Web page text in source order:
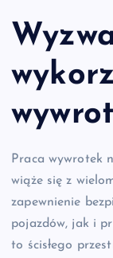
Praca wywrotek
wiąże się z
zapewnienie
pojazdów, jak i
to ścisłego